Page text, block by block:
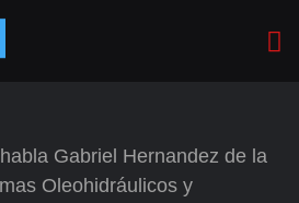
habla Gabriel Hernandez de la
Oleohidráulicos y